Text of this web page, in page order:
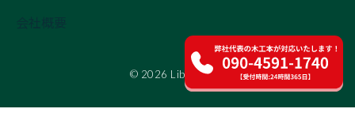
© 2026 Libelove.inc